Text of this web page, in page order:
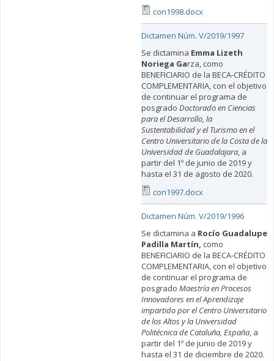
con1998.docx
Dictamen Núm. V/2019/1997
Se dictamina Emma Lizeth
Noriega Garza, como
BENEFICIARIO de la BECA-CRÉDITO
COMPLEMENTARIA, con el objetivo
de continuar el programa de
posgrado Doctorado en Ciencias
para el Desarrollo, la
Sustentabilidad y el Turismo en el
Centro Universitario de la Costa de la
Universidad de Guadalajara, a
partir del 1º de junio de 2019 y
hasta el 31 de agosto de 2020.
con1997.docx
Dictamen Núm. V/2019/1996
Se dictamina a Rocío Guadalupe
Padilla Martín, como
BENEFICIARIO de la BECA-CRÉDITO
COMPLEMENTARIA, con el objetivo
de continuar el programa de
posgrado Maestría en Procesos
Innovadores en el Aprendizaje
impartido por el Centro Universitario
de los Altos y la Universidad
Politécnica de Cataluña, España, a
partir del 1º de junio de 2019 y
hasta el 31 de diciembre de 2020.